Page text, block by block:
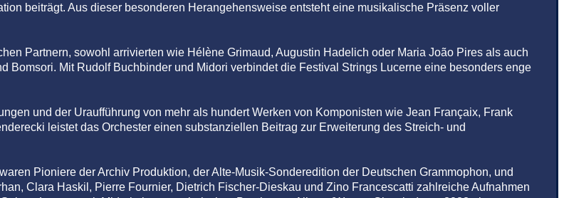
beiträgt. Aus dieser besonderen Herangehensweise entsteht eine musikalische Präsenz voller
Partnern, sowohl arrivierten wie Hélène Grimaud, Augustin Hadelich oder Maria João Pires als auch
Bomsori. Mit Rudolf Buchbinder und Midori verbindet die Festival Strings Lucerne eine besonders enge
und der Uraufführung von mehr als hundert Werken von Komponisten wie Jean Françaix, Frank
leistet das Orchester einen substanziellen Beitrag zur Erweiterung des Streich- und
Pioniere der Archiv Produktion, der Alte-Musik-Sonderedition der Deutschen Grammophon, und
Clara Haskil, Pierre Fournier, Dietrich Fischer-Dieskau und Zino Francescatti zahlreiche Aufnahmen